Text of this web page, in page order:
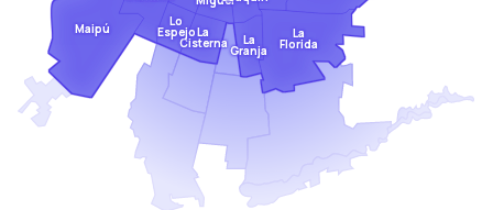
Maipú La
Cisterna
Lo
Espejo
La
Granja
La
Florida